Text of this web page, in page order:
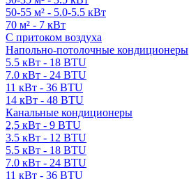
50-55 м² - 5.0-5.5 кВт
70 м² - 7 кВт
С притоком воздуха
Напольно-потолочные кондиционеры
5.5 кВт - 18 BTU
7.0 кВт - 24 BTU
11 кВт - 36 BTU
14 кВт - 48 BTU
Канальные кондиционеры
2,5 кВт - 9 BTU
3.5 кВт - 12 BTU
5.5 кВт - 18 BTU
7.0 кВт - 24 BTU
11 кВт - 36 BTU